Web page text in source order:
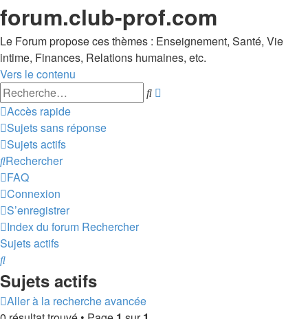
forum.club-prof.com
Le Forum propose ces thèmes : Enseignement, Santé, Vie
intime, Finances, Relations humaines, etc.
Vers le contenu
Rechercher
Accès rapide
Sujets sans réponse
Sujets actifs
Rechercher
FAQ
Connexion
S’enregistrer
Index du forum Rechercher
Sujets actifs
Rechercher
Sujets actifs
Aller à la recherche avancée